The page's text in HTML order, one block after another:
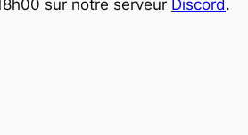
sur notre serveur Discord.